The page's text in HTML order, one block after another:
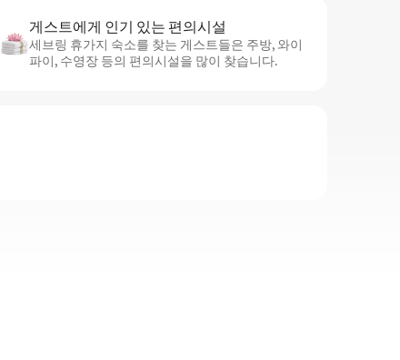
게스트에게 인기 있는 편의시설
세브링 휴가지 숙소를 찾는 게스트들은 주방, 와이
파이, 수영장 등의 편의시설을 많이 찾습니다.